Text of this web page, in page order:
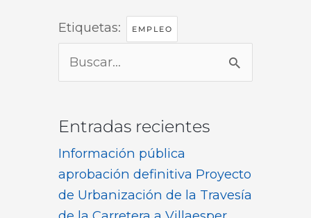
Etiquetas: EMPLEO
Buscar
por:
Entradas recientes
Información pública
aprobación definitiva Proyecto
de Urbanización de la Travesía